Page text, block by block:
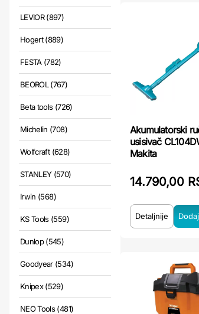
LEVIOR (897)
Hogert (889)
FESTA (782)
BEOROL (767)
Beta tools (726)
Michelin (708)
Wolfcraft (628)
STANLEY (570)
Irwin (568)
KS Tools (559)
Dunlop (545)
Goodyear (534)
Knipex (529)
NEO Tools (481)
Akumulatorski
usisivač
Makita
14.790,00
Detaljnije